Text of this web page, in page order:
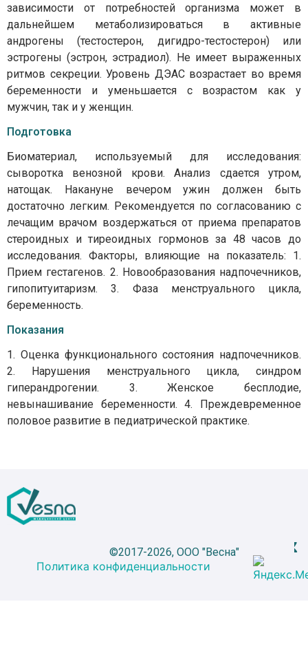
зависимости от потребностей организма может в
дальнейшем метаболизироваться в активные
андрогены (тестостерон, дигидро-тестостерон) или
эстрогены (эстрон, эстрадиол). Не имеет выраженных
ритмов секреции. Уровень ДЭАС возрастает во время
беременности и уменьшается с возрастом как у
мужчин, так и у женщин.
Подготовка
Биоматериал, используемый для исследования:
сыворотка венозной крови. Анализ сдается утром,
натощак. Накануне вечером ужин должен быть
достаточно легким. Рекомендуется по согласованию с
лечащим врачом воздержаться от приема препаратов
стероидных и тиреоидных гормонов за 48 часов до
исследования. Факторы, влияющие на показатель: 1.
Прием гестагенов. 2. Новообразования надпочечников,
гипопитуитаризм. 3. Фаза менструального цикла,
беременность.
Показания
1. Оценка функционального состояния надпочечников.
2. Нарушения менструального цикла, синдром
гиперандрогении. 3. Женское бесплодие,
невынашивание беременности. 4. Преждевременное
половое развитие в педиатрической практике.
©2017-2026, ООО "Весна"
Политика конфиденциальности